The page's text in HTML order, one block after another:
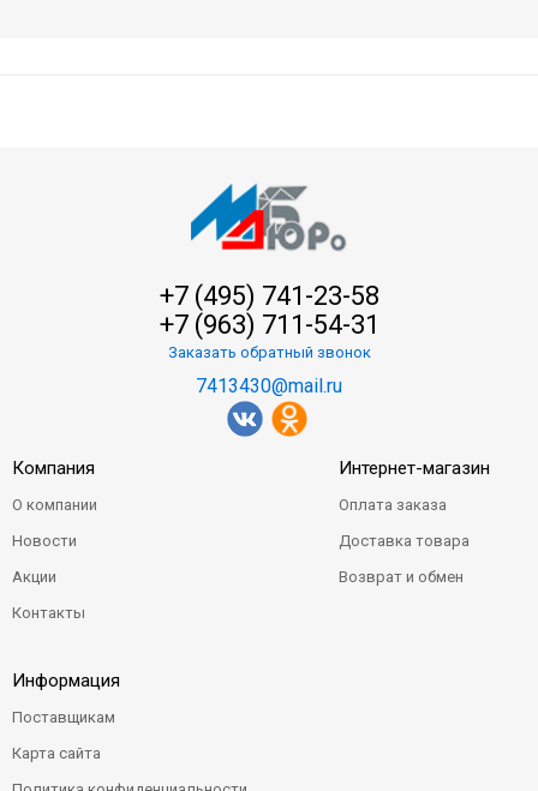
+7 (495) 741-23-58
+7 (963) 711-54-31
Заказать обратный звонок
7413430@mail.ru
Компания
О компании
Новости
Акции
Контакты
Интернет-магазин
Оплата заказа
Доставка товара
Возврат и обмен
Информация
Поставщикам
Карта сайта